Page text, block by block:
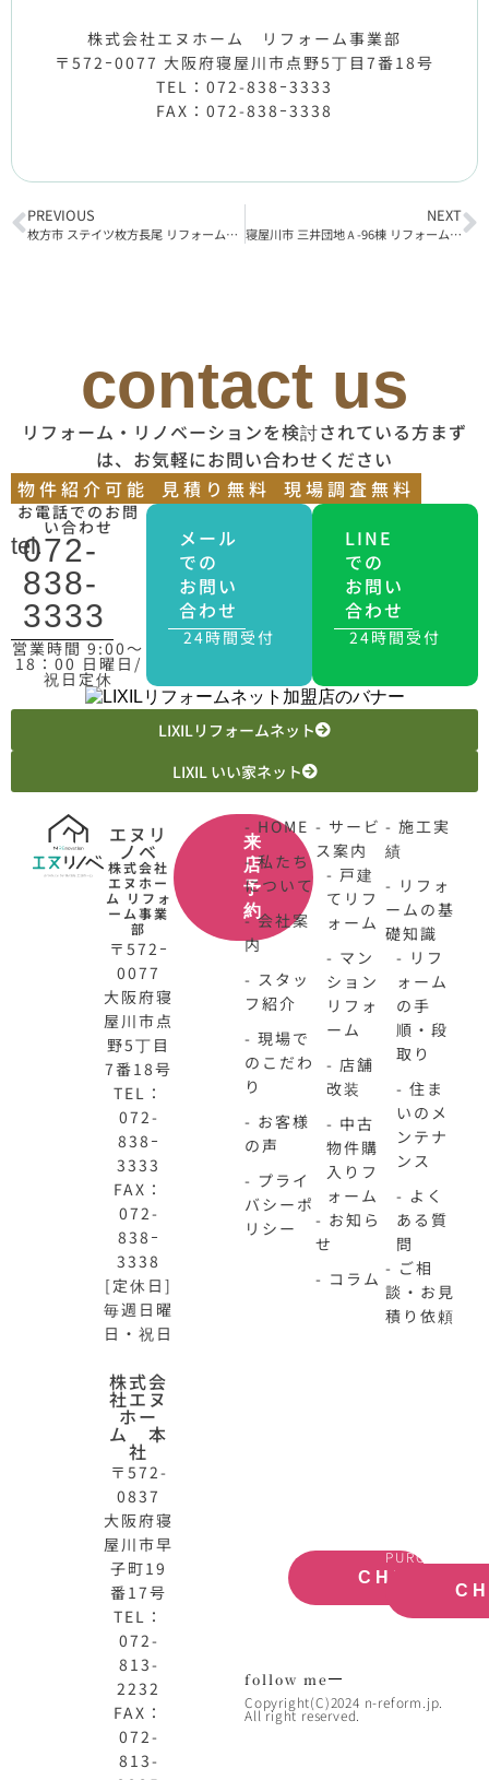
株式会社エヌホーム リフォーム事業部
〒572ｰ0077 大阪府寝屋川市点野5丁目7番18号
TEL：072-838ｰ3333
FAX：072-838ｰ3338
PREVIOUS
枚方市 ステイツ枚方長尾 リフォーム工事着工
NEXT
寝屋川市 三井団地Ａ-96棟 リフォーム工事完了
contact us
リフォーム・リノベーションを検討されている方まず
は、お気軽にお問い合わせください
物件紹介可能
見積り無料 現場調査無料
お電話でのお問
い合わせ
tel.
072-
838-
3333
営業時間 9:00〜
18：00 日曜日/
祝日定休
メール
での
お問い
合わせ
24時間受付
LINE
での
お問い
合わせ
24時間受付
LIXILリフォームネット
LIXIL いい家ネット
エヌリ
ノベ
株式会社
エヌホー
ム リフォ
ーム事業
部
〒572ｰ
0077
大阪府寝
屋川市点
野5丁目
7番18号
TEL：
072-
838ｰ
3333
FAX：
072-
838ｰ
3338
[定休日]
毎週日曜
日・祝日
株式会
社エヌ
ホー
ム 本
社
〒572-
0837
大阪府寝
屋川市早
子町19
番17号
TEL：
072-
813-
2232
FAX：
072-
813-
来
店
予
約
- HOME
- 私たち
について
- 会社案
内
- スタッ
フ紹介
- 現場で
のこだわ
り
- お客様
の声
- プライ
バシーポ
リシー
- サービ
ス案内
- 戸建
てリフ
ォーム
- マン
ション
リフォ
ーム
- 店舗
改装
- 中古
物件購
入りフ
ォーム
- お知ら
せ
- コラム
- 施工実
績
- リフォ
ームの基
礎知識
- リフ
ォーム
の手
順・段
取り
- 住ま
いのメ
ンテナ
ンス
- よく
ある質
問
- ご相
談・お見
積り依頼
CHECK
PURCHASE
follow me
Copyright(C)2024 n-reform.jp.
All right reserved.